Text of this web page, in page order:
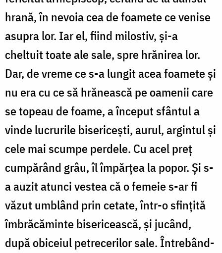
hrană, în nevoia cea de foamete ce venise
asupra lor. Iar el, fiind milostiv, și-a
cheltuit toate ale sale, spre hrănirea lor.
Dar, de vreme ce s-a lungit acea foamete și
nu era cu ce să hrănească pe oamenii care
se topeau de foame, a început sfântul a
vinde lucrurile bisericești, aurul, argintul și
cele mai scumpe perdele. Cu acel preț
cumpărând grâu, îl împărțea la popor. Și s-
a auzit atunci vestea că o femeie s-ar fi
văzut umblând prin cetate, într-o sfințită
îmbrăcăminte bisericească, și jucând,
după obiceiul petrecerilor sale. Întrebând-